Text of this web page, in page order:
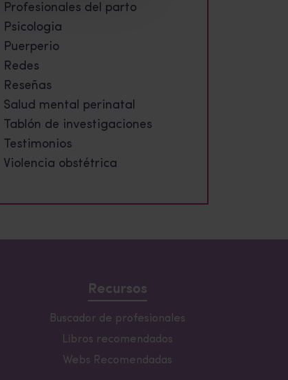
Profesionales del parto
Psicologia
Puerperio
Redes
Reseñas
Salud mental perinatal
Tablón de investigaciones
Testimonios
Violencia obstétrica
Recursos
Buscador de profesionales
Libros recomendados
Webs Recomendadas